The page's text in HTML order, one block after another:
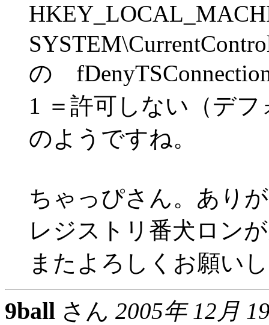
の
1 ＝許可しない（デ
のようですね。
ちゃっぴさん。あり
レジストリ番犬ロン
またよろしくお願い
9ball さん 2005年 12月